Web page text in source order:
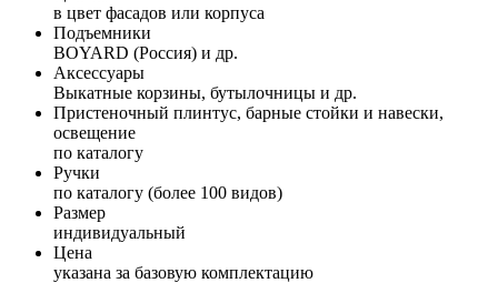
в цвет фасадов или корпуса
Подъемники
BOYARD (Россия) и др.
Аксессуары
Выкатные корзины, бутылочницы и др.
Пристеночный плинтус, барные стойки и навески,
освещение
по каталогу
Ручки
по каталогу (более 100 видов)
Размер
индивидуальный
Цена
указана за базовую комплектацию